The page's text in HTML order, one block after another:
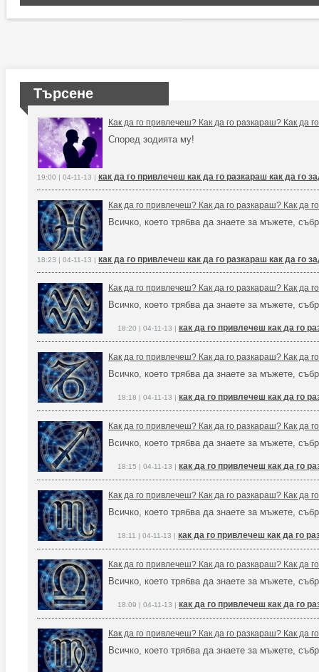
Търсене
Как да го привлечеш? Как да го разкараш? Как да
Според зодията му!
19:00 | 04-11-13 | как да го привлечеш как да го разкараш как да го
Как да го привлечеш? Как да го разкараш? Как да
Всичко, което трябва да знаете за мъжете,
18:23 | 04-11-13 | как да го привлечеш как да го разкараш как да го
Как да го привлечеш? Как да го разкараш? Как да
Всичко, което трябва да знаете за мъжете,
18:20 | 04-11-13 | как да го привлечеш как да го
Как да го привлечеш? Как да го разкараш? Как да
Всичко, което трябва да знаете за мъжете,
18:18 | 04-11-13 | как да го привлечеш как да го
Как да го привлечеш? Как да го разкараш? Как да
Всичко, което трябва да знаете за мъжете,
18:15 | 04-11-13 | как да го привлечеш как да го
Как да го привлечеш? Как да го разкараш? Как да
Всичко, което трябва да знаете за мъжете,
18:11 | 04-11-13 | как да го привлечеш как да го
Как да го привлечеш? Как да го разкараш? Как да
Всичко, което трябва да знаете за мъжете,
18:09 | 04-11-13 | как да го привлечеш как да го
Как да го привлечеш? Как да го разкараш? Как да
Всичко, което трябва да знаете за мъжете,